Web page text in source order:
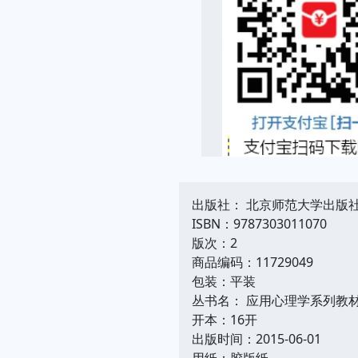
出版社： 北京师范大学出版
ISBN：9787303011070
版次：2
商品编码：11729049
包装：平装
丛书名： 应用心理学系列教
开本：16开
出版时间：2015-06-01